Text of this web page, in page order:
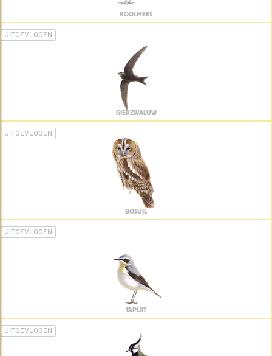
KOOLMEES
UITGEVLOGEN
GIERZWALUW
UITGEVLOGEN
BOSUIL
UITGEVLOGEN
TAPUIT
UITGEVLOGEN